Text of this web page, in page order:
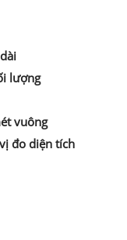
lượng
vuông
đo diện tích